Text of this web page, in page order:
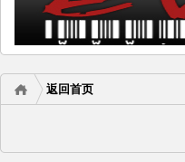
返回首页